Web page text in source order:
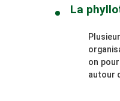
La
on
autour